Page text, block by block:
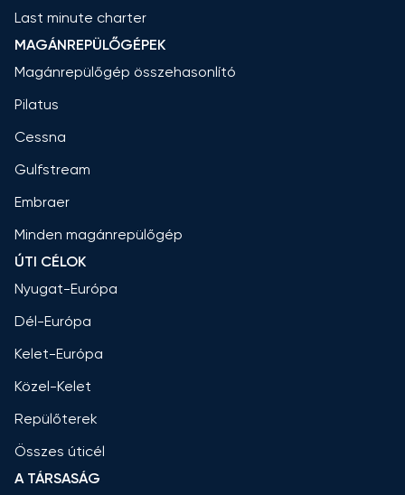
Last minute charter
MAGÁNREPÜLŐGÉPEK
Magánrepülőgép összehasonlító
Pilatus
Cessna
Gulfstream
Embraer
Minden magánrepülőgép
ÚTI CÉLOK
Nyugat-Európa
Dél-Európa
Kelet-Európa
Közel-Kelet
Repülőterek
Összes úticél
A TÁRSASÁG